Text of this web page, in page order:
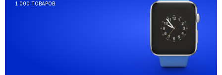
1 000 ТОВАРОВ